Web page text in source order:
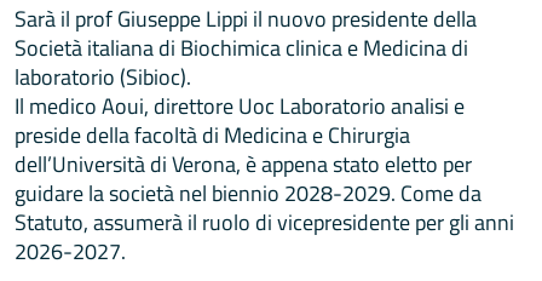
Sarà il prof Giuseppe Lippi il nuovo presidente della
Società italiana di Biochimica clinica e Medicina di
laboratorio (Sibioc).
Il medico Aoui, direttore Uoc Laboratorio analisi e
preside della facoltà di Medicina e Chirurgia
dell’Università di Verona, è appena stato eletto per
guidare la società nel biennio 2028-2029. Come da
Statuto, assumerà il ruolo di vicepresidente per gli anni
2026-2027.